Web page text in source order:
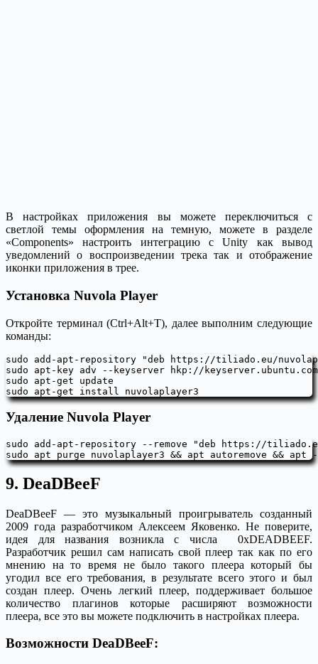
В настройках приложения вы можете переключиться с
светлой темы оформления на темную, можете в разделе
«Components» настроить интеграцию с Unity как вывод
уведомлений о воспроизведении трека так и отображение
иконки приложения в трее.
Установка Nuvola Player
Откройте терминал (Ctrl+Alt+T), далее выполним следующие
команды:
sudo add-apt-repository "deb https://tiliado.eu/
sudo apt-key adv --keyserver hkp://
sudo apt-get update
sudo apt-get install nuvolaplayer3
Удаление Nuvola Player
sudo add-apt-repository --remove "deb https://
sudo apt purge nuvolaplayer3 && apt autoremove &&
9. DeaDBeeF
DeaDBeeF — это музыкальный проигрыватель созданный
2009 года разработчиком Алексеем Яковенко. Не поверите,
идея для названия возникла с числа 0xDEADBEEF.
Разработчик решил сам написать свой плеер так как по его
мнению на то время не было такого плеера который бы
угодил все его требования, в результате всего этого и был
создан плеер. Очень легкий плеер, поддерживает большое
количество плагинов которые расширяют возможности
плеера, все это вы можете подключить в настройках плеера.
Возможности DeaDBeeF: